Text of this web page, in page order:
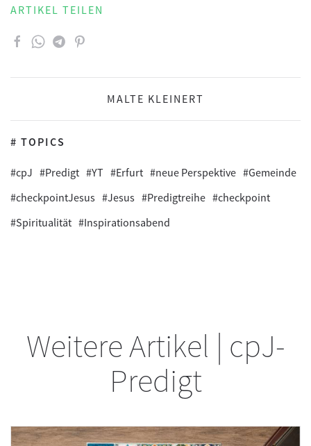
# TOPICS
#cpJ #Predigt #YT #Erfurt #neue Perspektive #Gemeinde
#checkpointJesus #Jesus #Predigtreihe #checkpoint
#Spiritualität #Inspirationsabend
ARTIKEL TEILEN
MALTE KLEINERT
Weitere Artikel | cpJ-
Predigt